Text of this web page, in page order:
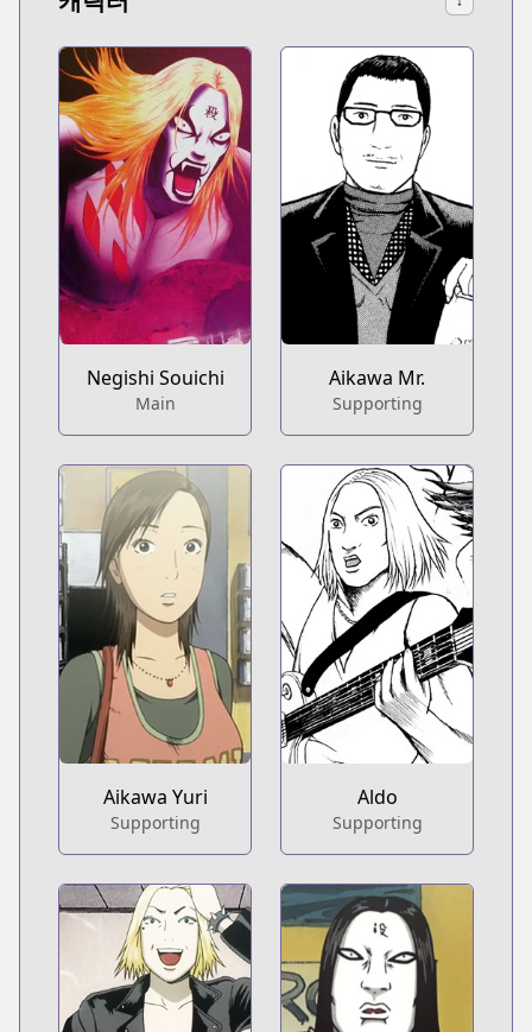
Negishi Souichi
Main
Aikawa Mr.
Supporting
Aikawa Yuri
Supporting
Aldo
Supporting